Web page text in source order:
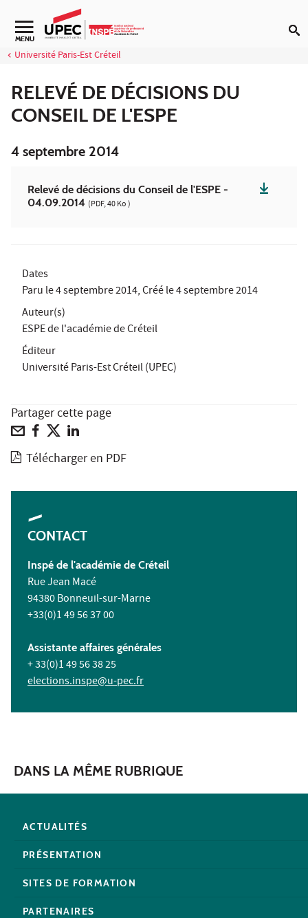
Aller au contenu
Navigation secondaire
MENU
Université Paris-Est Créteil
RELEVÉ DE DÉCISIONS DU
CONSEIL DE L'ESPE
4 septembre 2014
Relevé de décisions du Conseil de l'ESPE -
04.09.2014 (PDF, 40 Ko )
Dates
Paru le4 septembre 2014, Créé le4 septembre 2014
Auteur(s)
ESPE de l'académie de Créteil
Éditeur
Université Paris-Est Créteil (UPEC)
Partager cette page
Télécharger en PDF
CONTACT
Inspé de l'académie de Créteil
Rue Jean Macé
94380 Bonneuil-sur-Marne
+33(0)1 49 56 37 00
Assistante affaires générales
+ 33(0)1 49 56 38 25
elections.inspe@u-pec.fr
DANS LA MÊME RUBRIQUE
ACTUALITÉS
PRÉSENTATION
SITES DE FORMATION
PARTENAIRES